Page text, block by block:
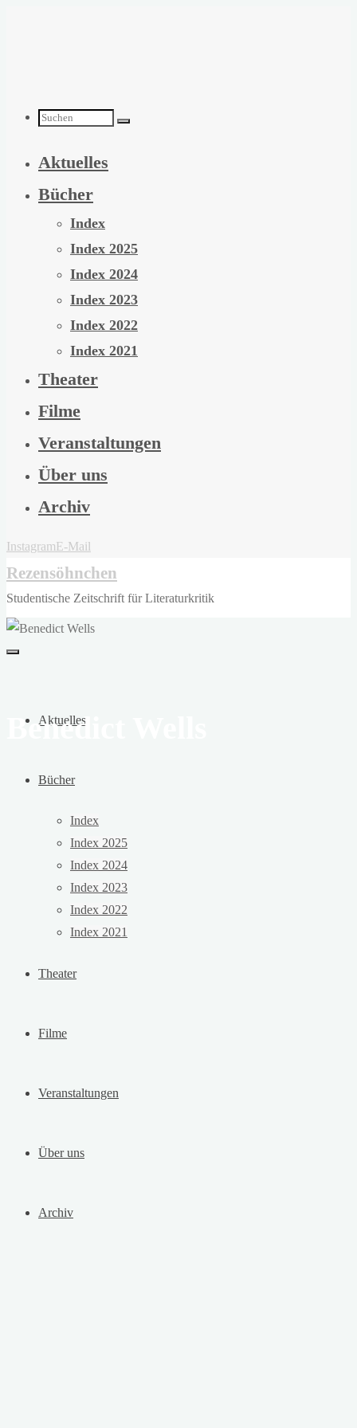
Suchen
nach:
Aktuelles
Bücher
Index
Index 2025
Index 2024
Index 2023
Index 2022
Index 2021
Theater
Filme
Veranstaltungen
Über uns
Archiv
InstagramE-Mail
Rezensöhnchen
Studentische Zeitschrift für Literaturkritik
Aktuelles
Bücher
Index
Index 2025
Index 2024
Index 2023
Index 2022
Index 2021
Theater
Filme
Veranstaltungen
Über uns
Archiv
Benedict Wells